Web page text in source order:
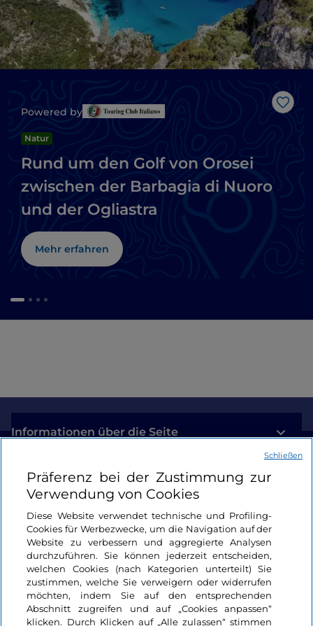
Like
Powered by
Natur
Rund um den Golf von Orosei
zwischen der Barbagia di Nuoro
und der Ogliastra
Mehr erfahren
Informationen über die Seite
Nützliche Links
Login
Bleiben wir in Kontakt
Präferenz bei der Zustimmung zur
Verwendung von Cookies
Diese Website verwendet technische und Profiling-
Cookies für Werbezwecke, um die Navigation auf der
Website zu verbessern und aggregierte Analysen
durchzuführen. Sie können jederzeit entscheiden,
welchen Cookies (nach Kategorien unterteilt) Sie
zustimmen, welche Sie verweigern oder widerrufen
möchten, indem Sie auf den entsprechenden
Abschnitt zugreifen und auf „Cookies anpassen“
klicken. Durch Klicken auf „Alle zulassen“ stimmen
Schließen